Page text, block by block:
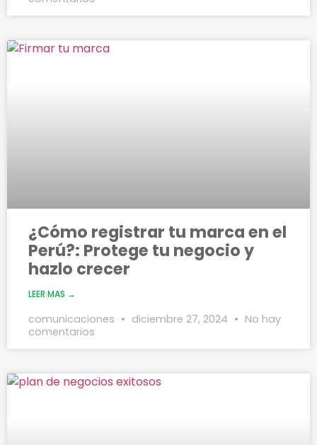
¿Cómo registrar tu marca en el
Perú?: Protege tu negocio y
hazlo crecer
LEER MAS →
comunicaciones diciembre 27, 2024
No hay
comentarios